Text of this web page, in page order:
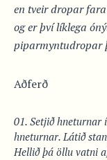
en tveir dropar
og er því líklega
piparmyntudropar
Aðferð
Setjið
hneturnar. Látið
Hellið þá öllu vatni